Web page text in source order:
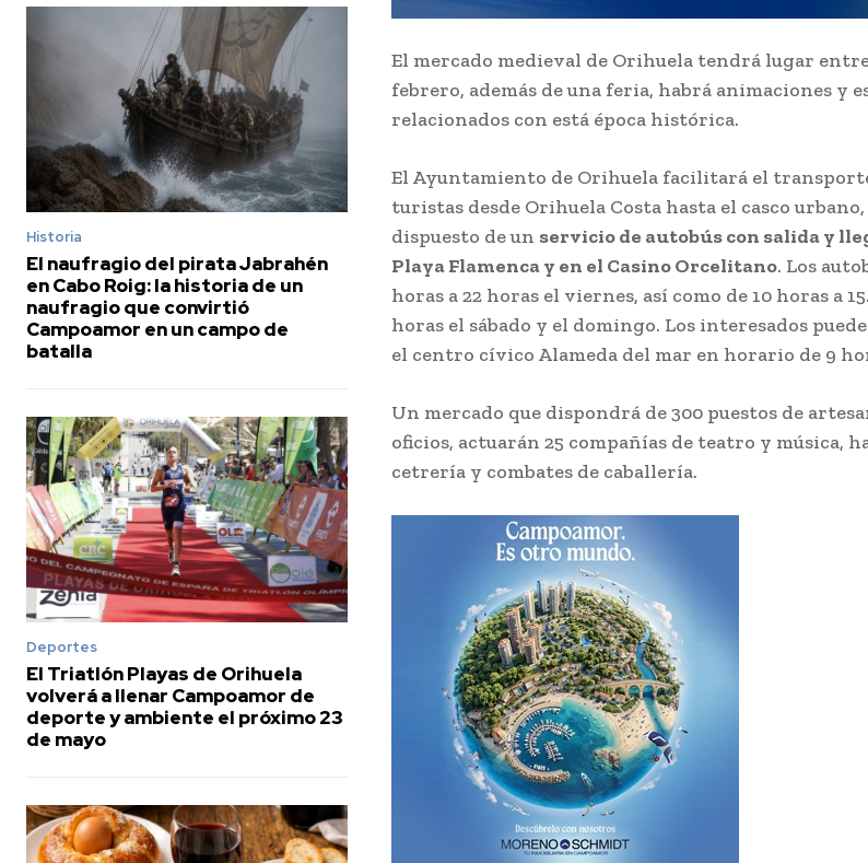
Historia
El naufragio del pirata Jabrahén
en Cabo Roig: la historia de un
naufragio que convirtió
Campoamor en un campo de
batalla
Deportes
El Triatlón Playas de Orihuela
volverá a llenar Campoamor de
deporte y ambiente el próximo 23
de mayo
El mercado medieval de Orihuela tendrá lugar entre
febrero, además de una feria, habrá animaciones y
relacionados con está época histórica.
El Ayuntamiento de Orihuela facilitará el
turistas desde Orihuela Costa hasta el casco
dispuesto de un servicio de autobús con salida y
Playa Flamenca y en el Casino Orcelitano. Los
horas a 22 horas el viernes, así como de 10 horas a
horas el sábado y el domingo. Los interesados
el centro cívico Alameda del mar en horario de 9
Un mercado que dispondrá de 300 puestos de
oficios, actuarán 25 compañías de teatro y música,
cetrería y combates de caballería.